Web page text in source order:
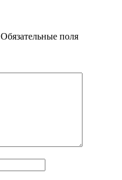
Обязательные поля